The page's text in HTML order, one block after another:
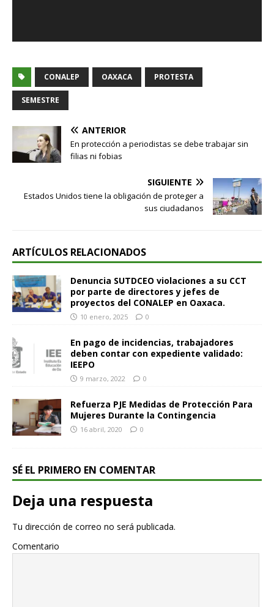
CONALEP OAXACA PROTESTA
SEMESTRE
ANTERIOR
En protección a periodistas se debe trabajar sin
filias ni fobias
SIGUIENTE
Estados Unidos tiene la obligación de proteger a
sus ciudadanos
ARTÍCULOS RELACIONADOS
Denuncia SUTDCEO violaciones a su CCT
por parte de directores y jefes de
proyectos del CONALEP en Oaxaca.
10 enero, 2025 0
En pago de incidencias, trabajadores
deben contar con expediente validado:
IEEPO
9 marzo, 2022 0
Refuerza PJE Medidas de Protección Para
Mujeres Durante la Contingencia
16 abril, 2020 0
SÉ EL PRIMERO EN COMENTAR
Deja una respuesta
Tu dirección de correo no será publicada.
Comentario